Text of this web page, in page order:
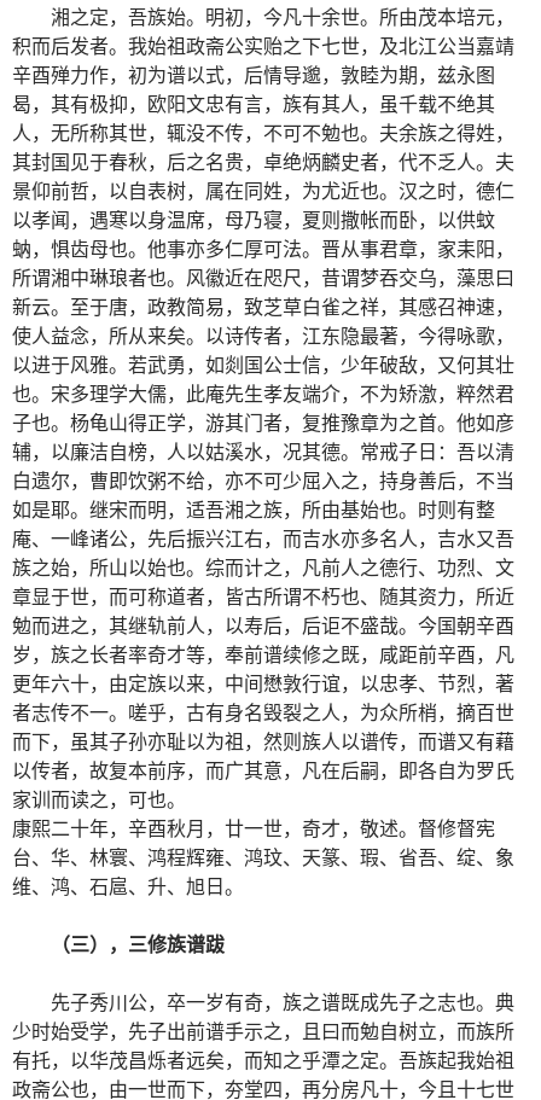
湘之定，吾族始。明初，今凡十余世。所由茂本培元，
积而后发者。我始祖政斋公实贻之下七世，及北江公当嘉靖
辛酉殚力作，初为谱以式，后情导邈，敦睦为期，兹永图
曷，其有极抑，欧阳文忠有言，族有其人，虽千载不绝其
人，无所称其世，辄没不传，不可不勉也。夫余族之得姓，
其封国见于春秋，后之名贵，卓绝炳麟史者，代不乏人。夫
景仰前哲，以自表树，属在同姓，为尤近也。汉之时，德仁
以孝闻，遇寒以身温席，母乃寝，夏则撒帐而卧，以供蚊
蚋，惧齿母也。他事亦多仁厚可法。晋从事君章，家耒阳，
所谓湘中琳琅者也。风徽近在咫尺，昔谓梦吞交乌，藻思曰
新云。至于唐，政教简易，致芝草白雀之祥，其感召神速，
使人益念，所从来矣。以诗传者，江东隐最著，今得咏歌，
以进于风雅。若武勇，如剡国公士信，少年破敌，又何其壮
也。宋多理学大儒，此庵先生孝友端介，不为矫激，粹然君
子也。杨龟山得正学，游其门者，复推豫章为之首。他如彦
辅，以廉洁自榜，人以姑溪水，况其德。常戒子日：吾以清
白遗尔，曹即饮粥不给，亦不可少屈入之，持身善后，不当
如是耶。继宋而明，适吾湘之族，所由基始也。时则有整
庵、一峰诸公，先后振兴江右，而吉水亦多名人，吉水又吾
族之始，所山以始也。综而计之，凡前人之德行、功烈、文
章显于世，而可称道者，皆古所谓不朽也、随其资力，所近
勉而进之，其继轨前人，以寿后，后讵不盛哉。今国朝辛酉
岁，族之长者率奇才等，奉前谱续修之既，咸距前辛酉，凡
更年六十，由定族以来，中间懋敦行谊，以忠孝、节烈，著
者志传不一。嗟乎，古有身名毁裂之人，为众所梢，摘百世
而下，虽其子孙亦耻以为祖，然则族人以谱传，而谱又有藉
以传者，故复本前序，而广其意，凡在后嗣，即各自为罗氏
家训而读之，可也。
康熙二十年，辛酉秋月，廿一世，奇才，敬述。督修督宪
台、华、林寰、鸿程辉雍、鸿玟、天篆、瑕、省吾、绽、象
维、鸿、石扈、升、旭日。
（三），三修族谱跋
先子秀川公，卒一岁有奇，族之谱既成先子之志也。典
少时始受学，先子出前谱手示之，且曰而勉自树立，而族所
有托，以华茂昌烁者远矣，而知之乎潭之定。吾族起我始祖
政斋公也，由一世而下，夯堂四，再分房凡十，今且十七世